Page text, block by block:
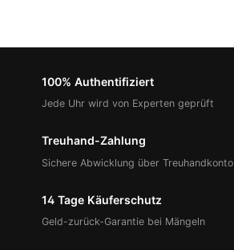
100% Authentifiziert
Jede Uhr wird von Experten geprüft
Treuhand-Zahlung
Sichere Abwicklung über Treuhandkonto
14 Tage Käuferschutz
Geld-zurück-Garantie bei Mängeln